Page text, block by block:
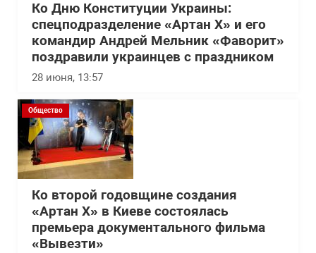
Ко Дню Конституции Украины:
спецподразделение «Артан Х» и его
командир Андрей Мельник «Фаворит»
поздравили украинцев с праздником
28 июня, 13:57
Общество
Ко второй годовщине создания
«Артан Х» в Киеве состоялась
премьера документального фильма
«Вывезти»